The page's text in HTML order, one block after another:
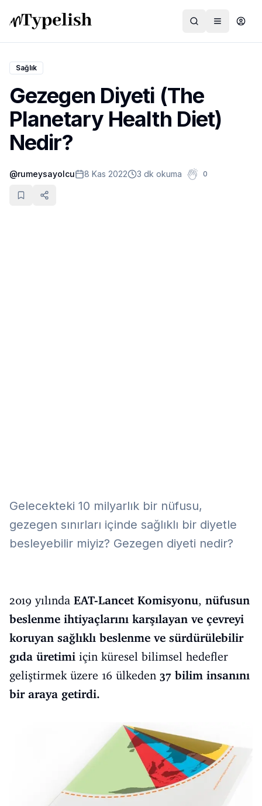
Dünya
Film ve Dizi
Kültür ve Sanat
Sağlık
Siyaset ve Tarih
Sağlık
Gezegen Diyeti (The
Planetary Health Diet)
Nedir?
@rumeysayolcu 8 Kas 2022 3 dk okuma 0
Gelecekteki 10 milyarlık bir nüfusu,
gezegen sınırları içinde sağlıklı bir diyetle
besleyebilir miyiz? Gezegen diyeti nedir?
2019 yılında EAT-Lancet Komisyonu, nüfusun
beslenme ihtiyaçlarını karşılayan ve çevreyi
koruyan sağlıklı beslenme ve sürdürülebilir
gıda üretimi için küresel bilimsel hedefler
geliştirmek üzere 16 ülkeden 37 bilim insanını
bir araya getirdi.